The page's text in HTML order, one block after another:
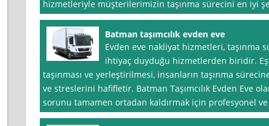
hizmetleriyle müşterilerimizin taşınma sürecini en iyi
Batman taşımcılık evden eve
Evden eve nakliyat hizmetleri, taşınma
ihtiyaç duyduğu hizmetlerden biridir.
taşınması ve yerleştirilmesi, insanların taşınma
ve streslerini hafifletir. Batman Taşımcılık Evden Eve
sorunu tamamen ortadan kaldırmak için profesyonel